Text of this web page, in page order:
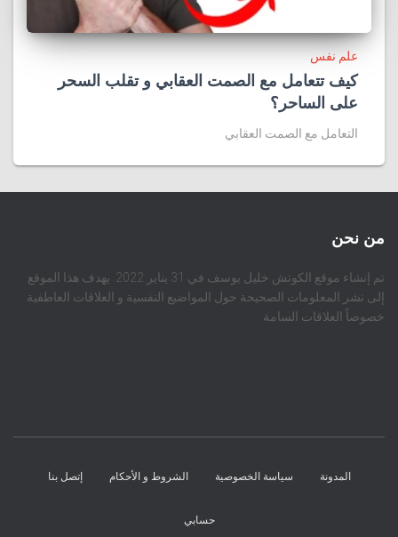
علم نفس
كيف تتعامل مع الصمت العقابي و تقلب السحر
على الساحر؟
التعامل مع الصمت العقابي
من نحن
تم إنشاء موقع الكوتش خليل يوسف في 31 يناير 2022. يهدف هذا الموقع
إلى نشر المعلومات الصحيحة حول المواضيع النفسية و العلاقات العاطفية
خصوصاً العلاقات السامة
المدونة سياسة الخصوصية الشروط و الأحكام إتصل بنا
حسابي